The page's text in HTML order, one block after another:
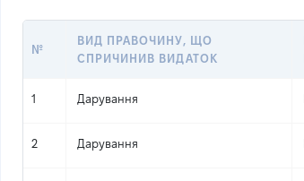
№
ВИД ПРАВОЧИНУ, ЩО
СПРИЧИНИВ ВИДАТОК
1 Дарування
2 Дарування